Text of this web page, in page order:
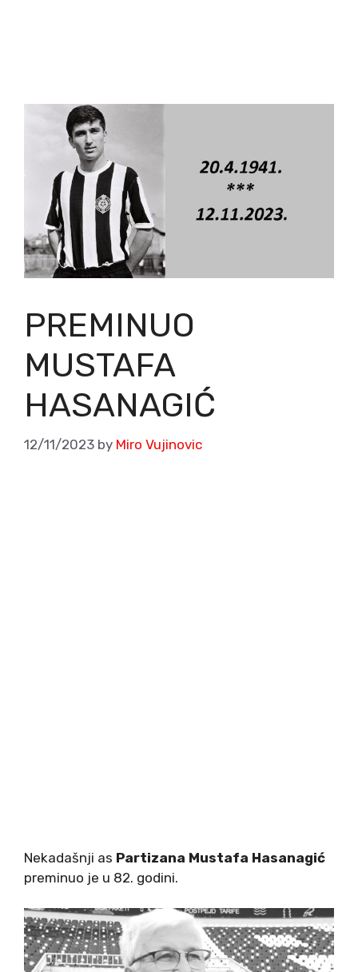
PREMINUO
MUSTAFA
HASANAGIĆ
12/11/2023 by Miro Vujinovic
Nekadašnji as Partizana Mustafa Hasanagić
preminuo je u 82. godini.